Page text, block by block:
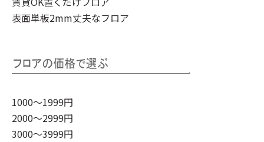
表面単板2mm丈夫なフロア
1000～1999円
2000～2999円
3000～3999円